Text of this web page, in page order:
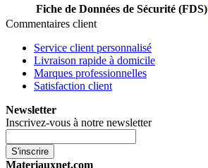
Fiche de Données de Sécurité (FDS)
Commentaires client
Service client personnalisé
Livraison rapide à domicile
Marques professionnelles
Satisfaction client
Newsletter
Inscrivez-vous à notre newsletter
S'inscrire
Materiauxnet.com